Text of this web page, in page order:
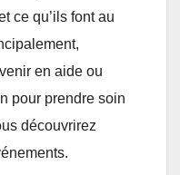
ce qu’ils font au
en aide ou
pour prendre soin
découvrirez